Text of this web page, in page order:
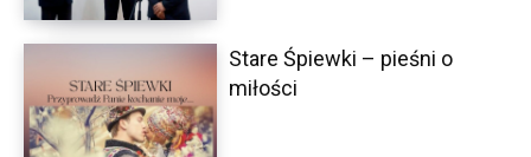
Stare Śpiewki – pieśni o
miłości